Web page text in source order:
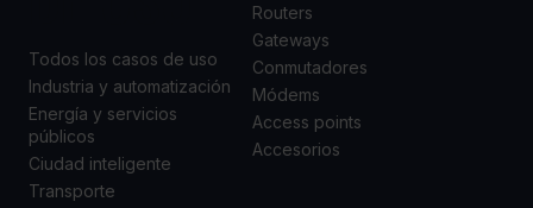
Todos los casos de uso
Industria y automatización
Energía y servicios
públicos
Ciudad inteligente
Transporte
Routers
Gateways
Conmutadores
Módems
Access points
Accesorios